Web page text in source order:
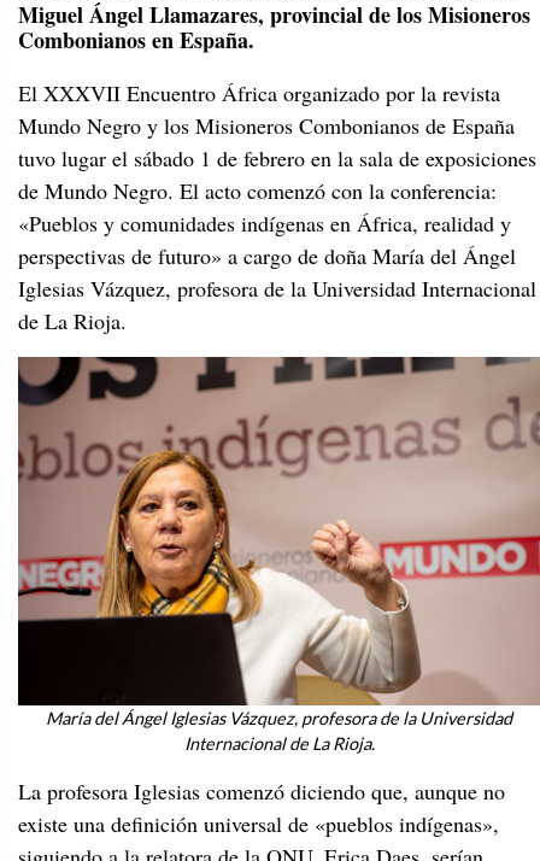
Miguel Ángel Llamazares, provincial de los Misioneros
Combonianos en España.
El XXXVII Encuentro África organizado por la revista
Mundo Negro y los Misioneros Combonianos de España
tuvo lugar el sábado 1 de febrero en la sala de exposiciones
de Mundo Negro. El acto comenzó con la conferencia:
«Pueblos y comunidades indígenas en África, realidad y
perspectivas de futuro» a cargo de doña María del Ángel
Iglesias Vázquez, profesora de la Universidad Internacional
de La Rioja.
María del Ángel Iglesias Vázquez, profesora de la Universidad
Internacional de La Rioja.
La profesora Iglesias comenzó diciendo que, aunque no
existe una definición universal de «pueblos indígenas»,